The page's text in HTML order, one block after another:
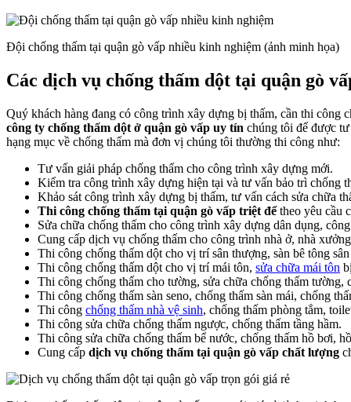
Đội chống thấm tại quận gò vấp nhiều kinh nghiệm (ảnh minh họa)
Các dịch vụ chống thấm dột tại quận gò
Quý khách hàng đang có công trình xây dựng bị thấm, cần thi công
công ty chống thấm dột ở quận gò vấp uy tín chúng tôi để được
hạng mục về chống thấm mà đơn vị chúng tôi thường thi công như:
Tư vấn giải pháp chống thấm cho công trình xây dựng mới.
Kiểm tra công trình xây dựng hiện tại và tư vấn bảo trì chống
Khảo sát công trình xây dựng bị thấm, tư vấn cách sửa chữa
Thi công chống thấm tại quận gò vấp triệt đểtheo yêu cầu
Sửa chữa chống thấm cho công trình xây dựng dân dụng,
Cung cấp dịch vụ chống thấm cho công trình nhà ở, nhà
Thi công chống thấm dột cho vị trí sân thượng, sàn bê tông
Thi công chống thấm dột cho vị trí mái tôn, sửa chữa mái tôn
Thi công chống thấm cho tường, sửa chữa chống thấm tường,
Thi công chống thấm sàn seno, chống thấm sàn mái, chống
Thi công chống thấm nhà vệ sinh, chống thấm phòng tắm,
Thi công sửa chữa chống thấm ngược, chống thấm tầng hầm.
Thi công sửa chữa chống thấm bể nước, chống thấm hồ bơi,
Cung cấp dịch vụ chống thấm tại quận gò vấp chất lượng